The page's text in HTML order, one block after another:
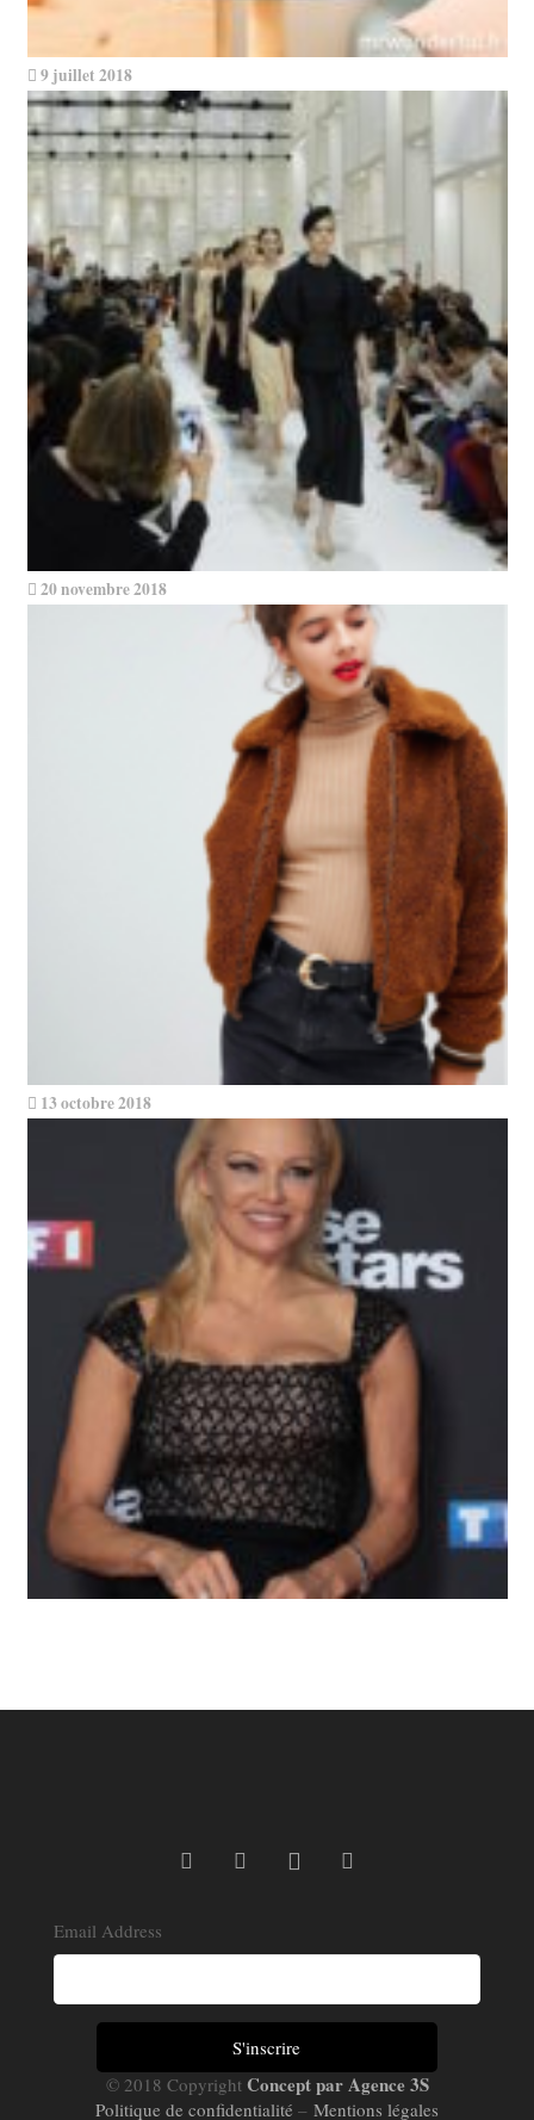
9 juillet 2018
20 novembre 2018
13 octobre 2018
Email Address
© 2018 Copyright Concept par Agence 3S
Politique de confidentialité – Mentions légales